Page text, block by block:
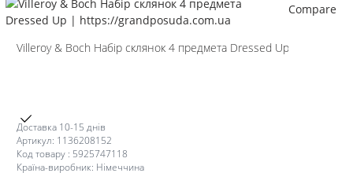
Compare
Villeroy & Boch Набір склянок 4 предмета Dressed Up
Доставка 10-15 днів
Артикул: 1136208152
Код товару : 5925747118
Країна-виробник: Німеччина